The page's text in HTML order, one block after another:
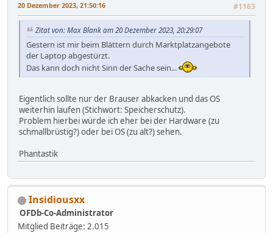
20 Dezember 2023, 21:50:16 #1163
Zitat von: Max Blank am 20 Dezember 2023, 20:29:07
Gestern ist mir beim Blättern durch Marktplatzangebote
der Laptop abgestürzt.
Das kann doch nicht Sinn der Sache sein...
Eigentlich sollte nur der Brauser abkacken und das OS
weiterhin laufen (Stichwort: Speicherschutz).
Problem hierbei würde ich eher bei der Hardware (zu
schmallbrüstig?) oder bei OS (zu alt?) sehen.
Phantastik
Insidiousxx
OFDb-Co-Administrator
Mitglied Beiträge: 2.015